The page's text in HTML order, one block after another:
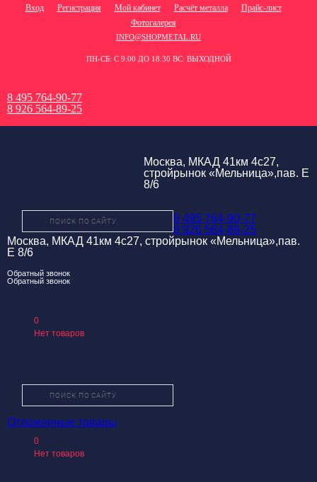
Вход Регистрация Мой кабинет Расчёт металла
Прайс-лист
Фотогалерея
INFO@SHOPMETAL.RU
ПН-СБ: С 9:00 ДО 18:30 ВС: ВЫХОДНОЙ
8 495 764-90-77
8 926 564-89-25
Москва, МКАД 41км 4с27,
стройрынок «Мельница»,пав. Е
8/6
8 495 764-90-77
8 926 564-89-25
Москва, МКАД 41км 4с27, стройрынок «Мельница»,пав.
Е 8/6
Обратный звонок
Обратный звонок
0
Нет товаров
О КОМПАНИИ
КАТАЛОГ ТОВАРОВ
Отложенные товары
0
Нет товаров